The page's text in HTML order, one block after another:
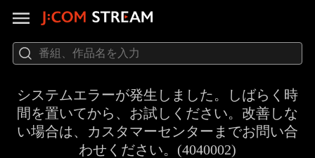
システムエラーが発生しました。しばらく時
間を置いてから、お試しください。改善しな
い場合は、カスタマーセンターまでお問い合
わせください。(4040002)